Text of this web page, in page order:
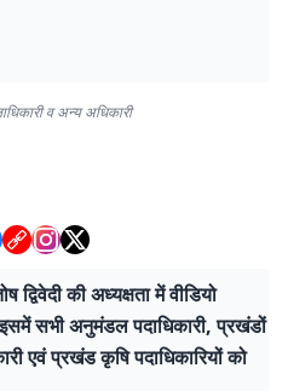
व अन्य अधिकारी
की अध्यक्षता में वीडियो
सभी अनुमंडल पदाधिकारी, प्रखंडों
एवं प्रखंड कृषि पदाधिकारियों को